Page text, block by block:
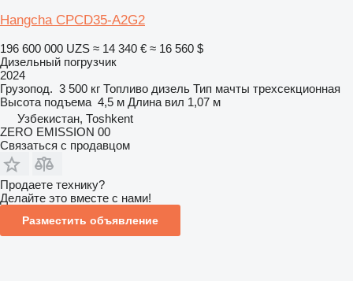
Hangcha CPCD35-A2G2
196 600 000 UZS ≈ 14 340 € ≈ 16 560 $
Дизельный погрузчик
2024
Грузопод. 3 500 кг Топливо дизель Тип мачты трехсекционная
Высота подъема 4,5 м Длина вил 1,07 м
Узбекистан, Тоshkent
ZERO EMISSION 00
Связаться с продавцом
Продаете технику?
Делайте это вместе с нами!
Разместить объявление